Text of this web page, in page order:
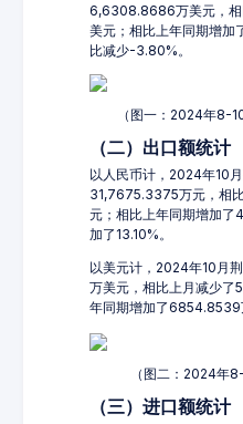
6,6308.8686万美元，
美元；相比上年同期增
比减少-3.80%。
（图一：2024年8-
（二）出口额统计
以人民币计，2024年10
31,7675.3375万元，相
元；相比上年同期增加
加了13.10%。
以美元计，2024年10月
万美元，相比上月减少
年同期增加了6854.8539
（图二：2024年
（三）进口额统计